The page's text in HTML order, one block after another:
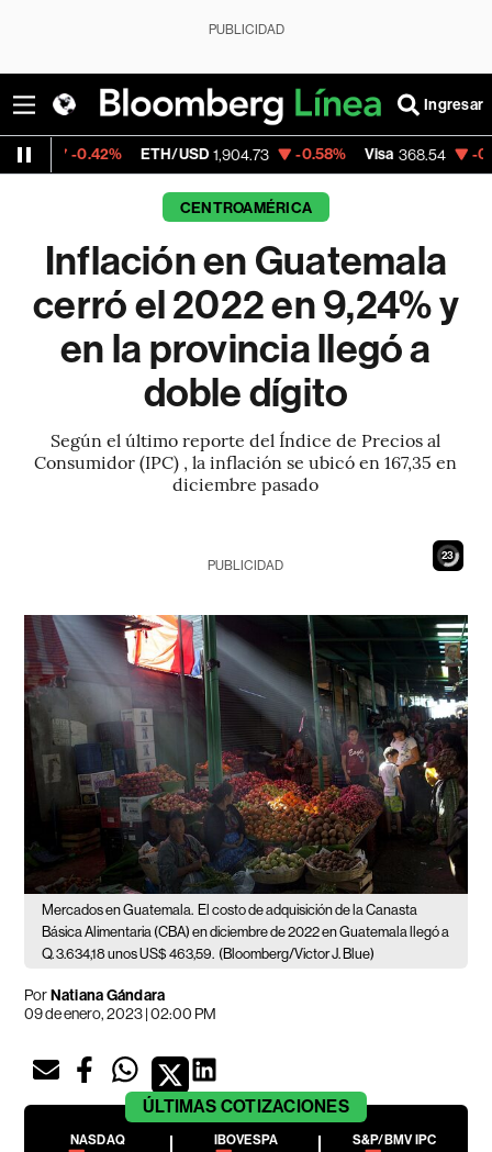
PUBLICIDAD
Ingresar
ETH/USD 1,904.73 -0.58% Visa 368.54 -0.28%
CENTROAMÉRICA
Inflación en Guatemala
cerró el 2022 en 9,24% y
en la provincia llegó a
doble dígito
Según el último reporte del Índice de Precios al
Consumidor (IPC) , la inflación se ubicó en 167,35 en
diciembre pasado
22
PUBLICIDAD
Mercados en Guatemala. El costo de adquisición de la Canasta
Básica Alimentaria (CBA) en diciembre de 2022 en Guatemala llegó a
Q. 3.634,18 unos US$ 463,59. (Bloomberg/Victor J. Blue)
PorNatiana Gándara
09 de enero, 2023 | 02:00 PM
ÚLTIMAS COTIZACIONES
NASDAQ
IBOVESPA
S&P/BMV IPC